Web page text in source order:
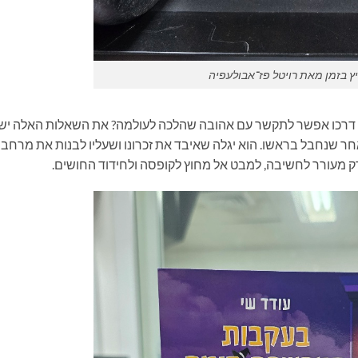
בזמן מאת רויטל פז־אבולעפיה
דרכו אפשר לתקשר עם אהובה שהלכה לעולמה? את השאלות האלה
בראשו. הוא יגלה שאיבד את זכרונו ושעליו לבנות את מרחב
מעורר לחשיבה, למבט אל מחוץ לקופסה ולחידוד החושים.